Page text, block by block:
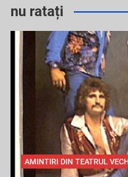
nu ratați
AMINTIRI DIN TEATRUL